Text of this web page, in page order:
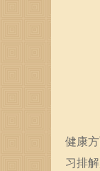
健康
习排